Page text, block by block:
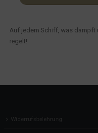
Auf jedem Schiff, was dampft
regelt!
Widerrufsbelehrung